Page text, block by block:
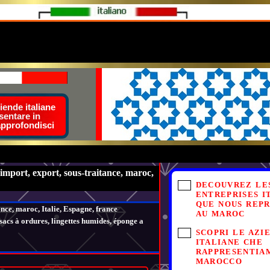
italiane
in
DECOUVREZ
ENTREPRISES
QUE NOUS
AU MAROC
SCOPRI LE
ITALIANE CHE
MAROCCO
export, sous-traitance, maroc,
maroc, Italie, Espagne, france
à ordures, lingettes humides, éponge a